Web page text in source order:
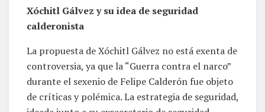
Xóchitl Gálvez y su idea de seguridad
calderonista
La propuesta de Xóchitl Gálvez no está exenta de
controversia, ya que la “Guerra contra el narco”
durante el sexenio de Felipe Calderón fue objeto
de críticas y polémica. La estrategia de seguridad,